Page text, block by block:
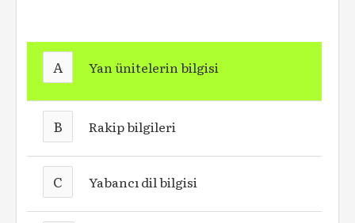
A Yan ünitelerin bilgisi
B Rakip bilgileri
C Yabancı dil bilgisi